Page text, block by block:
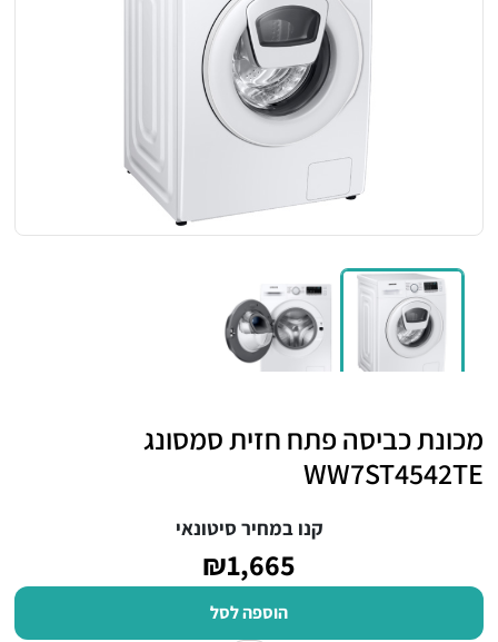
מכונת כביסה פתח חזית סמסונג
WW7ST4542TE
קנו במחיר סיטונאי
₪1,665
הוספה לסל